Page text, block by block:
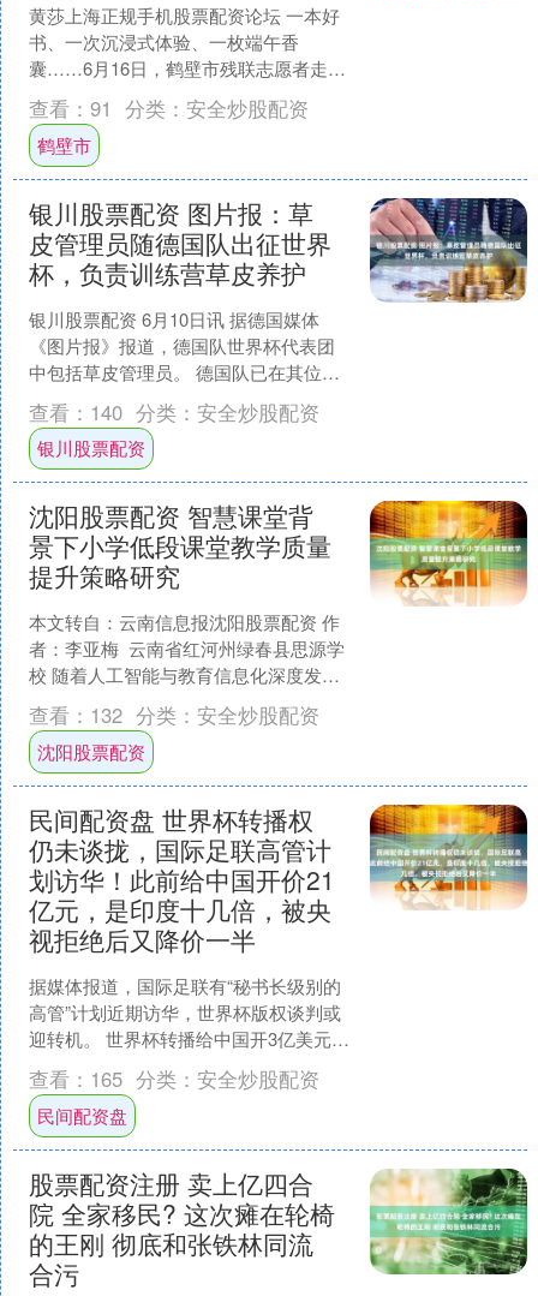
黄莎上海正规手机股票配资论坛 一本好
书、一次沉浸式体验、一枚端午香
囊……6月16日，鹤壁市残联志愿者走进
河南省首批省级融合教育示范校山城区
第八小学，开展以“鹤爱....
查看： 91 分类： 安全炒股配资
鹤壁市
银川股票配资 图片报：草
皮管理员随德国队出征世界
杯，负责训练营草皮养护
银川股票配资 6月10日讯 据德国媒体
《图片报》报道，德国队世界杯代表团
中包括草皮管理员。 德国队已在其位于
温斯顿-塞勒姆的世界杯大本营完成前两
堂训练课，但训练....
查看： 140 分类： 安全炒股配资
银川股票配资
沈阳股票配资 智慧课堂背
景下小学低段课堂教学质量
提升策略研究
本文转自：云南信息报沈阳股票配资 作
者：李亚梅 云南省红河州绿春县思源学
校 随着人工智能与教育信息化深度发
展，教育领域迎来全方位变革。在小学
低段教学中，依托智....
查看： 132 分类： 安全炒股配资
沈阳股票配资
民间配资盘 世界杯转播权
仍未谈拢，国际足联高管计
划访华！此前给中国开价21
亿元，是印度十几倍，被央
视拒绝后又降价一半
据媒体报道，国际足联有“秘书长级别的
高管”计划近期访华，世界杯版权谈判或
迎转机。 世界杯转播给中国开3亿美元天
价 距离2026年美加墨世界杯开幕只剩不
到40天，....
查看： 165 分类： 安全炒股配资
民间配资盘
股票配资注册 卖上亿四合
院 全家移民? 这次瘫在轮椅
的王刚 彻底和张铁林同流
合污